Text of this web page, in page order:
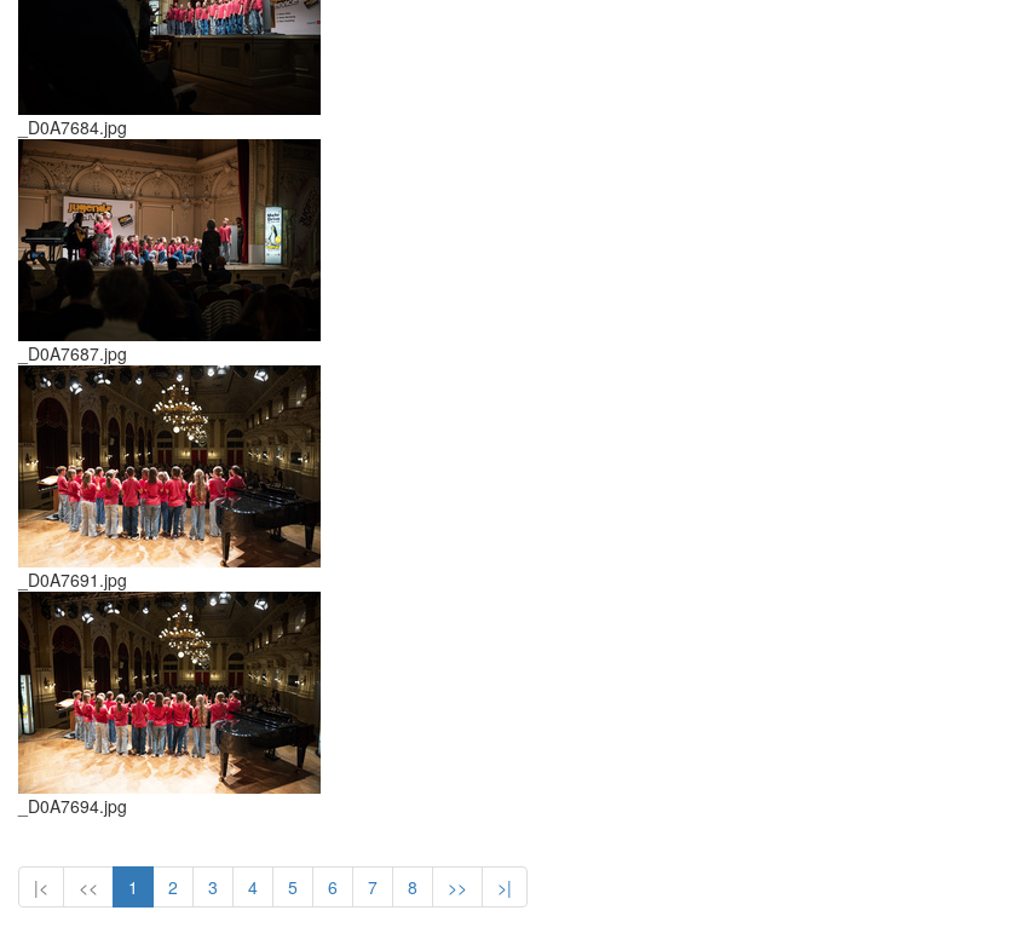
_D0A7684.jpg
_D0A7687.jpg
_D0A7691.jpg
_D0A7694.jpg
|< << 1 2 3 4 5 6 7 8 >> >|